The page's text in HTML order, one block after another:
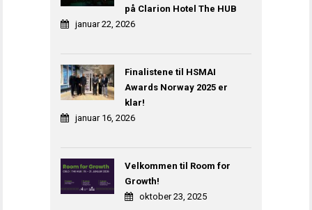
på Clarion Hotel The HUB
januar 22, 2026
Finalistene til HSMAI
Awards Norway 2025 er
klar!
januar 16, 2026
Velkommen til Room for
Growth!
oktober 23, 2025